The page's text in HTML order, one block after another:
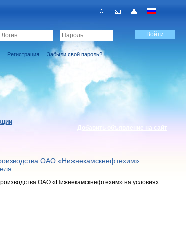
Регистрация Забыли свой пароль?
Добавить объявление на сайт
ОАО «Нижнекамскнефтехим»
ОАО «Нижнекамскнефтехим» на условиях